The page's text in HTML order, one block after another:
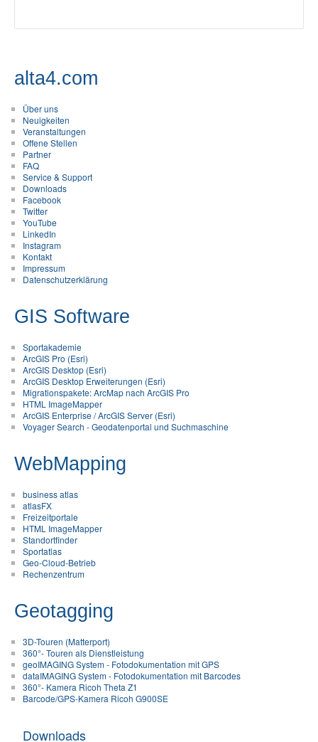
alta4.com
Über uns
Neuigkeiten
Veranstaltungen
Offene Stellen
Partner
FAQ
Service & Support
Downloads
Facebook
Twitter
YouTube
LinkedIn
Instagram
Kontakt
Impressum
Datenschutzerklärung
GIS Software
Sportakademie
ArcGIS Pro (Esri)
ArcGIS Desktop (Esri)
ArcGIS Desktop Erweiterungen (Esri)
Migrationspakete: ArcMap nach ArcGIS Pro
HTML ImageMapper
ArcGIS Enterprise / ArcGIS Server (Esri)
Voyager Search - Geodatenportal und Suchmaschine
WebMapping
business atlas
atlasFX
Freizeitportale
HTML ImageMapper
Standortfinder
Sportatlas
Geo-Cloud-Betrieb
Rechenzentrum
Geotagging
3D-Touren (Matterport)
360°- Touren als Dienstleistung
geoIMAGING System - Fotodokumentation mit GPS
dataIMAGING System - Fotodokumentation mit Barcodes
360°- Kamera Ricoh Theta Z1
Barcode/GPS-Kamera Ricoh G900SE
Downloads